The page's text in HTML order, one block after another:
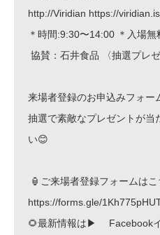
http://Viridian https://
＊時間:9:30〜14:00 ＊入場無
協賛：石井食品 〈抽選プレ
来場者登録のお申込みフォー
抽選で素敵なプレゼントが当
い😊
🏮ご来場者登録フォームは
https://forms.gle/
🌻最新情報は▶
Facebook